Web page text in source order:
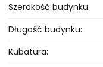
Szerokość budynku
Długość budynku
Kubatura